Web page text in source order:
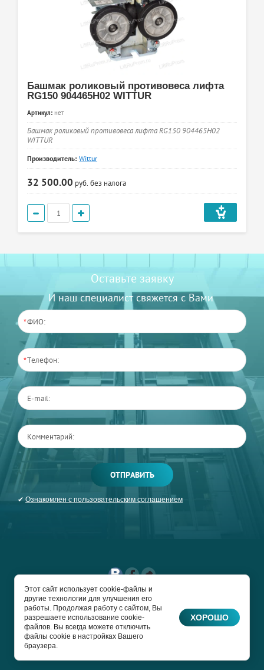
Башмак роликовый противовеса лифта
RG150 904465H02 WITTUR
Артикул: нет
Башмак роликовый противовеса лифта RG150 904465H02
WITTUR
Производитель: Wittur
32 500.00 руб. без налога
Оставьте заявку
И наш специалист свяжется с Вами
*
*
ОТПРАВИТЬ
✔ Ознакомлен с пользовательским соглашением
COPYRIGHT © 2017 -
2026 ЛИФТРУПРОМ
Сайт создан в:
Этот сайт использует cookie-файлы и
другие технологии для улучшения его
работы. Продолжая работу с сайтом, Вы
разрешаете использование cookie-
файлов. Вы всегда можете отключить
файлы cookie в настройках Вашего
браузера.
ХОРОШО